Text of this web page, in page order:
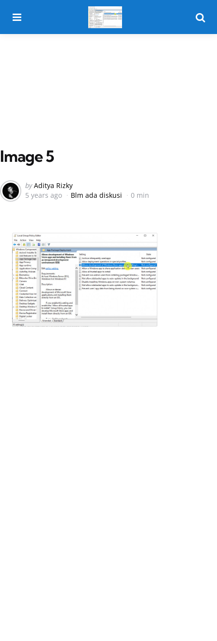
Image 5
Posted
by
by Aditya Rizky
5 years ago
Blm ada diskusi 0 min